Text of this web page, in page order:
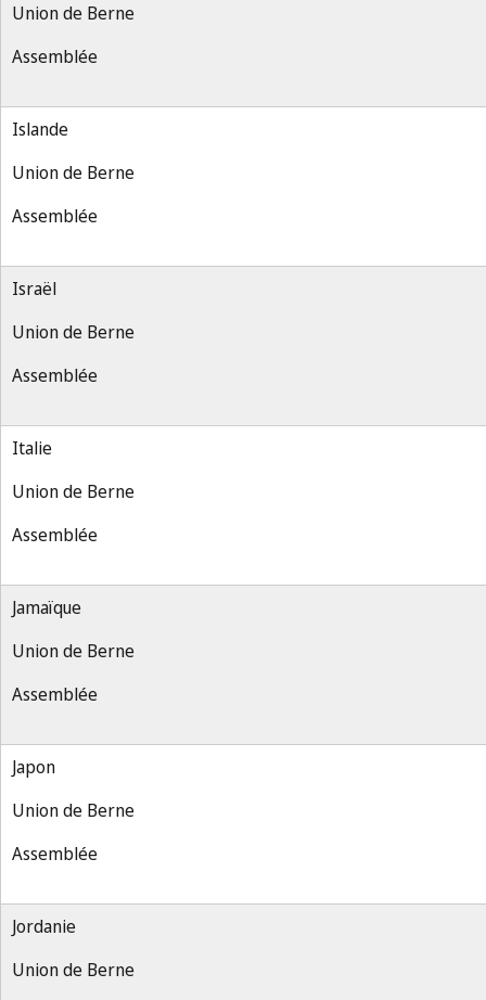
Union de Berne
Assemblée
Islande
Union de Berne
Assemblée
Israël
Union de Berne
Assemblée
Italie
Union de Berne
Assemblée
Jamaïque
Union de Berne
Assemblée
Japon
Union de Berne
Assemblée
Jordanie
Union de Berne